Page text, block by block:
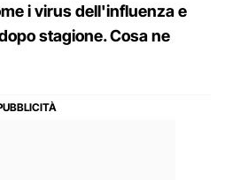
i virus dell'influenza e
stagione. Cosa ne